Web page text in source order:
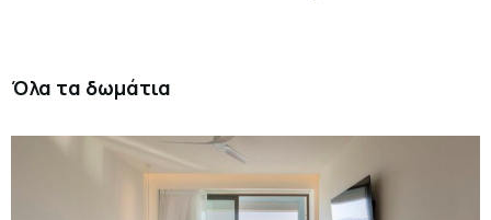
Όλα τα δωμάτια